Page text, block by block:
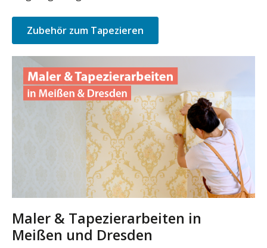
Zubehör zum Tapezieren
Maler & Tapezierarbeiten in
Meißen und Dresden